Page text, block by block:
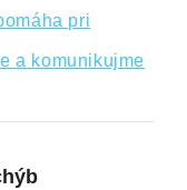
pri
a komunikujme